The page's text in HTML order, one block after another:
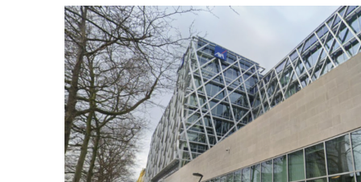
05 août 2026Consulter l'article "Le siège bruxellois
Sécheresse : attention aux chutes
de branches en forêt